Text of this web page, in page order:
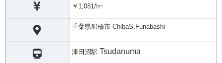
￥1,081/h~
千葉県船橋市 ChibaS,Funabashi
津田沼駅 Tsudanuma